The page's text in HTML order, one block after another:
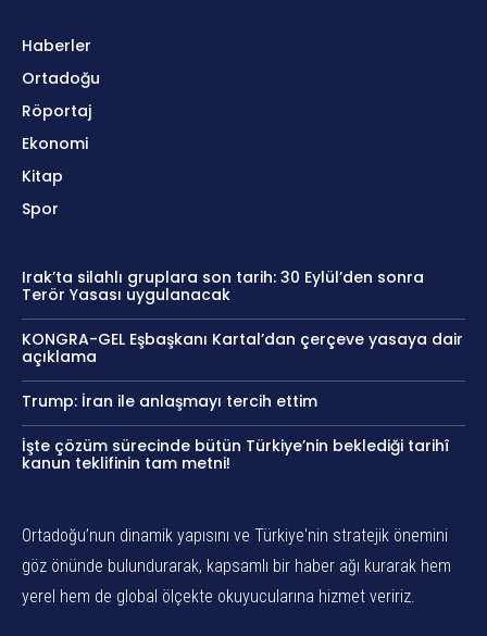
Haberler
Ortadoğu
Röportaj
Ekonomi
Kitap
Spor
Irak’ta silahlı gruplara son tarih: 30 Eylül’den sonra
Terör Yasası uygulanacak
KONGRA-GEL Eşbaşkanı Kartal’dan çerçeve yasaya dair
açıklama
Trump: İran ile anlaşmayı tercih ettim
İşte çözüm sürecinde bütün Türkiye’nin beklediği tarihî
kanun teklifinin tam metni!
Ortadoğu’nun dinamik yapısını ve Türkiye'nin stratejik önemini
göz önünde bulundurarak, kapsamlı bir haber ağı kurarak hem
yerel hem de global ölçekte okuyucularına hizmet veririz.